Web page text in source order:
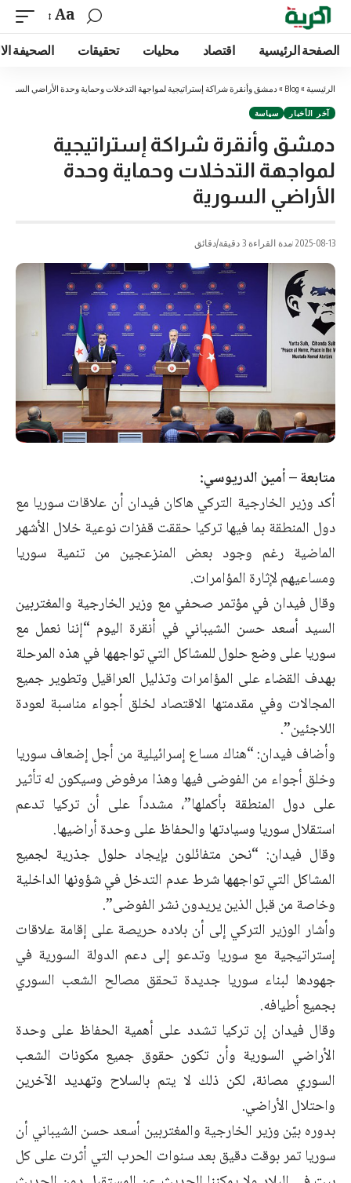
Aa
الصفحة الرئيسية اقتصاد محليات تحقيقات الصحيفة
الرئيسية »
Blog
»دمشق وأنقرة شراكة إستراتيجية لمواجهة التدخلات وحماية وحدة الأراضي السورية
آخر الأخبار سياسة
دمشق وأنقرة شراكة إستراتيجية
لمواجهة التدخلات وحماية وحدة
الأراضي السورية
2025-08-13 مدة القراءة 3 دقيقة/دقائق
متابعة – أمين الدريوسي:
أكد وزير الخارجية التركي هاكان فيدان أن علاقات سوريا مع
دول المنطقة بما فيها تركيا حققت قفزات نوعية خلال الأشهر
الماضية رغم وجود بعض المنزعجين من تنمية سوريا
ومساعيهم لإثارة المؤامرات.
وقال فيدان في مؤتمر صحفي مع وزير الخارجية والمغتربين
السيد أسعد حسن الشيباني في أنقرة اليوم “إننا نعمل مع
سوريا على وضع حلول للمشاكل التي تواجهها في هذه المرحلة
بهدف القضاء على المؤامرات وتذليل العراقيل وتطوير جميع
المجالات وفي مقدمتها الاقتصاد لخلق أجواء مناسبة لعودة
اللاجئين”.
وأضاف فيدان: “هناك مساع إسرائيلية من أجل إضعاف سوريا
وخلق أجواء من الفوضى فيها وهذا مرفوض وسيكون له تأثير
على دول المنطقة بأكملها”، مشدداً على أن تركيا تدعم
استقلال سوريا وسيادتها والحفاظ على وحدة أراضيها.
وقال فيدان: “نحن متفائلون بإيجاد حلول جذرية لجميع
المشاكل التي تواجهها شرط عدم التدخل في شؤونها الداخلية
وخاصة من قبل الذين يريدون نشر الفوضى”.
وأشار الوزير التركي إلى أن بلاده حريصة على إقامة علاقات
إستراتيجية مع سوريا وتدعو إلى دعم الدولة السورية في
جهودها لبناء سوريا جديدة تحقق مصالح الشعب السوري
بجميع أطيافه.
وقال فيدان إن تركيا تشدد على أهمية الحفاظ على وحدة
الأراضي السورية وأن تكون حقوق جميع مكونات الشعب
السوري مصانة، لكن ذلك لا يتم بالسلاح وتهديد الآخرين
واحتلال الأراضي.
بدوره بيّن وزير الخارجية والمغتربين أسعد حسن الشيباني أن
سوريا تمر بوقت دقيق بعد سنوات الحرب التي أثرت على كل